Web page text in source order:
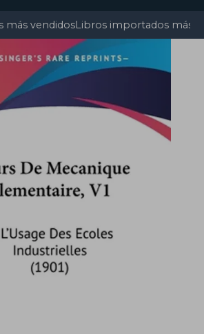
más vendidosLibros importados más